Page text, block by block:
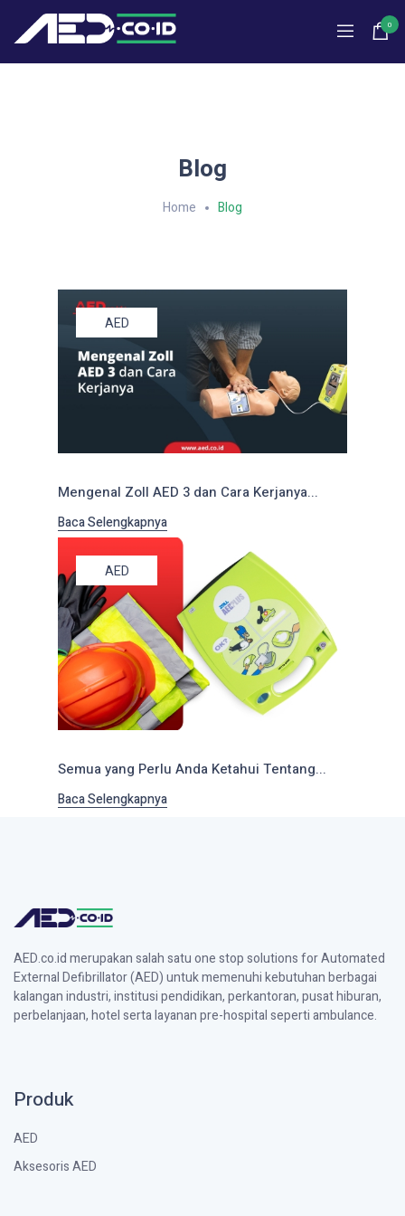
0
Blog
Home Blog
AED
Mengenal Zoll AED 3 dan Cara Kerjanya...
Baca Selengkapnya
AED
Semua yang Perlu Anda Ketahui Tentang...
Baca Selengkapnya
AED.co.id merupakan salah satu one stop solutions for Automated
External Defibrillator (AED) untuk memenuhi kebutuhan berbagai
kalangan industri, institusi pendidikan, perkantoran, pusat hiburan,
perbelanjaan, hotel serta layanan pre-hospital seperti ambulance.
Produk
AED
Aksesoris AED